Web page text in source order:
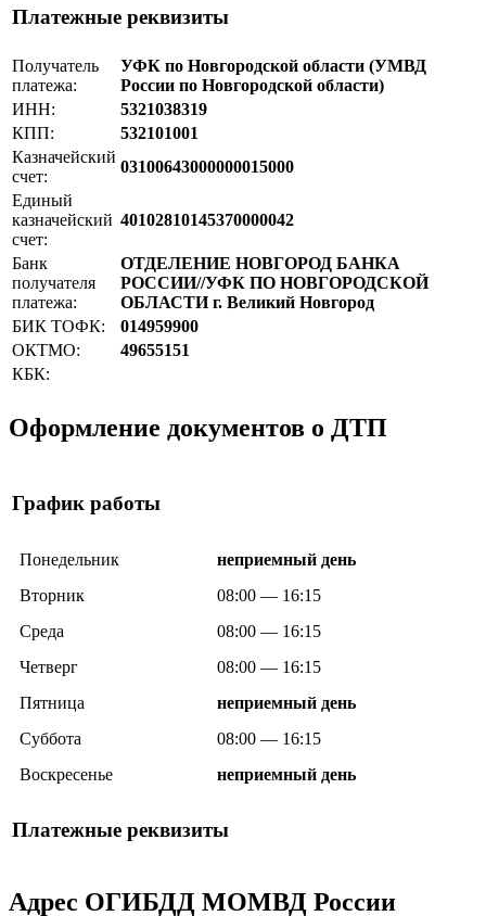
Платежные реквизиты
Получатель
платежа:
УФК по Новгородской области (УМВД
России по Новгородской области)
ИНН:
5321038319
КПП:
532101001
Казначейский
счет:
03100643000000015000
Единый
казначейский
счет:
40102810145370000042
Банк
получателя
платежа:
ОТДЕЛЕНИЕ НОВГОРОД БАНКА
РОССИИ//УФК ПО НОВГОРОДСКОЙ
ОБЛАСТИ г. Великий Новгород
БИК ТОФК:
014959900
ОКТМО:
49655151
КБК:
Оформление документов о ДТП
График работы
Понедельник
неприемный день
Вторник
08:00 — 16:15
Среда
08:00 — 16:15
Четверг
08:00 — 16:15
Пятница
неприемный день
Суббота
08:00 — 16:15
Воскресенье
неприемный день
Платежные реквизиты
Адрес ОГИБДД МОМВД России